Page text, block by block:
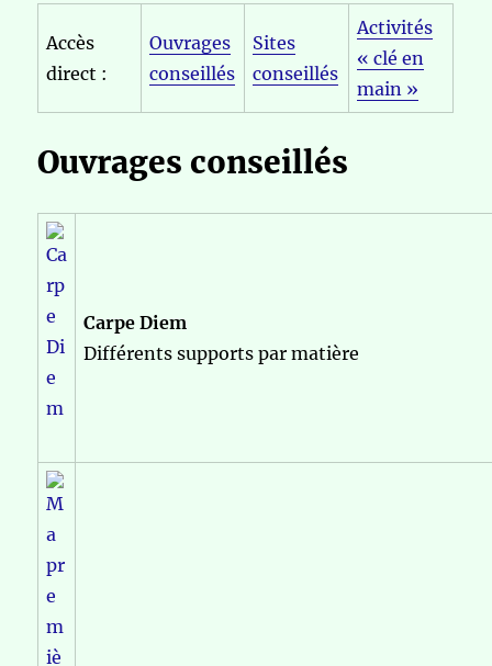
Accès
direct :
Ouvrages
conseillés
Sites
conseillés
Activités
« clé en
main »
Ouvrages conseillés
Carpe Diem
Différents supports par matière